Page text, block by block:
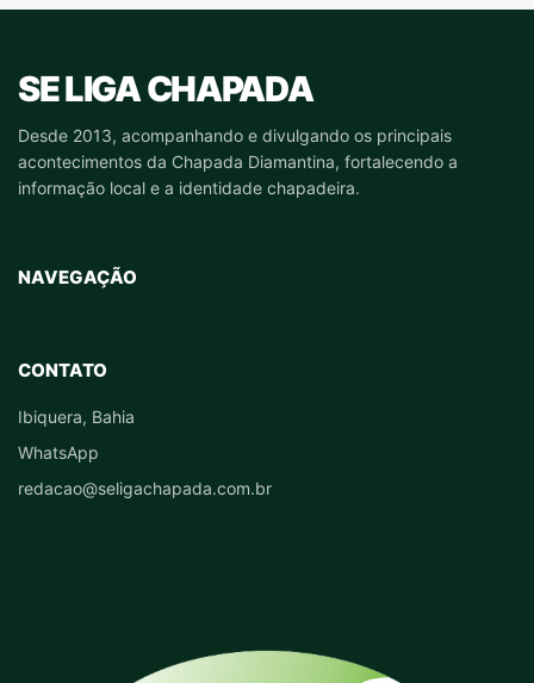
SE LIGA CHAPADA
Desde 2013, acompanhando e divulgando os principais
acontecimentos da Chapada Diamantina, fortalecendo a
informação local e a identidade chapadeira.
NAVEGAÇÃO
CONTATO
Ibiquera, Bahia
WhatsApp
redacao@seligachapada.com.br